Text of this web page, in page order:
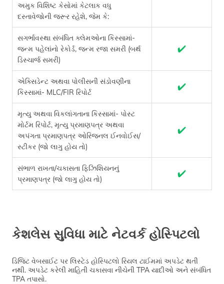
અમુક વિશિષ્ટ કેસોમાં કેટલાક વધુ
દસ્તાવેજોની જરૂર રહેશે, જેમ કે:
સગર્ભાવસ્થા સંબંધિત ક્લેમઓના કિસ્સામાં-
જન્મ પહેલાંનો રેકોર્ડ, જન્મ રજા સમરી (બર્થ
ડિસ્ચાર્જ સમરી)
✔
એક્સિડેન્ટ અથવા પોલીસની સંડોવણીના
કિસ્સામાં- MLC/FIR રિપોર્ટ
✔
મૃત્યુ અથવા વિકલાંગતાના કિસ્સામાં- પોસ્ટ
મોર્ટમ રિપોર્ટ, મૃત્યુ પ્રમાણપત્ર અથવા
અપંગતા પ્રમાણપત્ર ઓરિજનલ ઈનવોઈસ/
સ્ટીકર (જો લાગુ હોય તો)
✔
સંભાળ રાખતા/ચકાસતા ફિઝિશિયનનું
પ્રમાણપત્ર (જો લાગુ હોય તો)
✔
કેશલેસ સુવિધા માટે નેટવર્ક હોસ્પિટલો
ડિજિટ વેબસાઈટ પર લિસ્ટેડ હોસ્પિટલો રિયલ ટાઈમમાં અપડેટ થતી
નથી. અપડેટ કરેલી માહિતી ચકાસવા નીચેની TPA યાદીઓ અને સંબંધિત
TPA તપાસો.